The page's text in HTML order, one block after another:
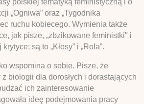
„Ogniwa” oraz „Tygodnika
ruchu kobiecego. Wymienia także
jak pisze, „zbzikowane feministki" i
są to „Kłosy” i „Rola”.
wspomina o sobie. Pisze, że
z biologii dla dorosłych i dorastających
ich zainteresowanie
ideę podejmowania pracy